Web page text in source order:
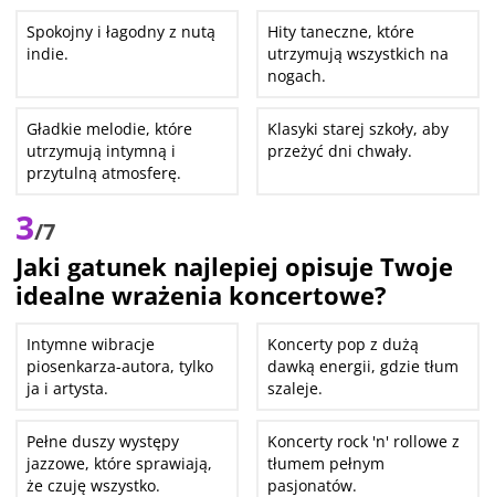
Spokojny i łagodny z nutą
indie.
Hity taneczne, które
utrzymują wszystkich na
nogach.
Gładkie melodie, które
utrzymują intymną i
przytulną atmosferę.
Klasyki starej szkoły, aby
przeżyć dni chwały.
3/7
Jaki gatunek najlepiej opisuje Twoje
idealne wrażenia koncertowe?
Intymne wibracje
piosenkarza-autora, tylko
ja i artysta.
Koncerty pop z dużą
dawką energii, gdzie tłum
szaleje.
Pełne duszy występy
jazzowe, które sprawiają,
że czuję wszystko.
Koncerty rock 'n' rollowe z
tłumem pełnym
pasjonatów.